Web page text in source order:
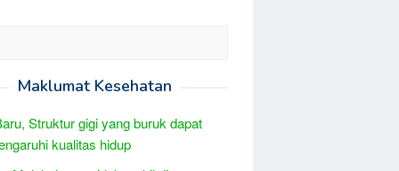
Maklumat Kesehatan
Struktur gigi yang buruk dapat
kualitas hidup